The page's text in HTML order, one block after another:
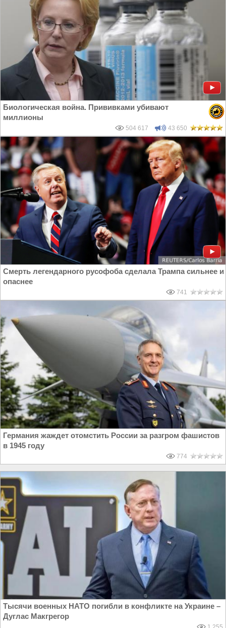
Биологическая война. Прививками убивают
миллионы
504 617 43 650
Смерть легендарного русофоба сделала Трампа сильнее и
опаснее
741
Германия жаждет отомстить России за разгром фашистов
в 1945 году
774
Тысячи военных НАТО погибли в конфликте на Украине –
Дуглас Макгрегор